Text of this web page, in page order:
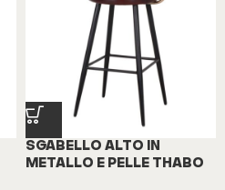
SGABELLO ALTO IN
METALLO E PELLE THABO